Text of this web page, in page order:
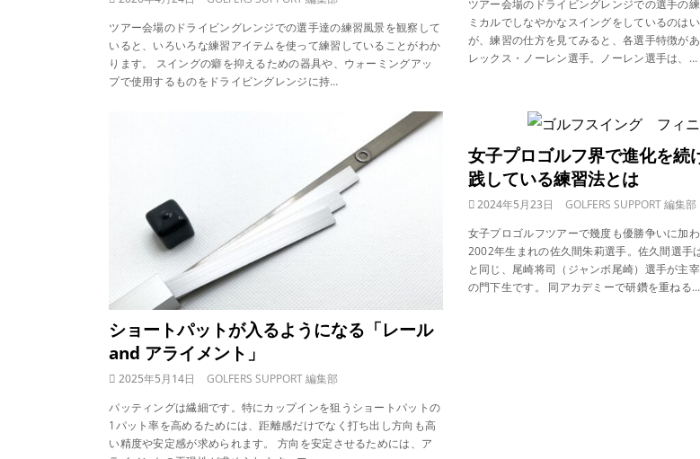
ツアー会場のドライビングレンジでの選手達の練習風景を観察して
いると、いろいろな練習アイテムを使って練習していることがわか
ります。 スイングの癖を抑えるための器具や、ウォーミングアッ
プで使用するものをドライビングレンジに持…
ツアー会場のドライビングレンジでの選手の
ミカルでしなやかなスイングをしているのは
が、練習の仕方を見てみると、各選手特徴が
レックス・ノーレン選手。ノーレン選手は、…
ショートパットが入るようになる「レール
and アライメント」
2025年5月14日
GOLFERS SUPPORT 編集部
パッティングは繊細です。特にカップインを狙うショートパットの
1パット率を高めるためには、距離感だけでなく打ち出し方向も高
い精度や安定感が求められます。 方向を安定させるためには、ア
女子プロゴルフ界で進化を続
践している練習法とは
2024年5月23日
GOLFERS SUPPORT 編集部
女子プロゴルフツアーで幾度も優勝争いに加わ
2002年生まれの佐久間朱莉選手。佐久間選手
と同じ、尾崎将司（ジャンボ尾崎）選手が主
の門下生です。 同アカデミーで研鑽を重ねる…